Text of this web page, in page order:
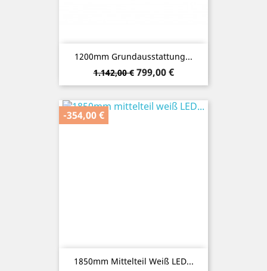
1200mm Grundausstattung...
Verkaufspreis
1.142,00 € Preis
799,00 €
1850mm Mittelteil Weiß LED...
-354,00 €